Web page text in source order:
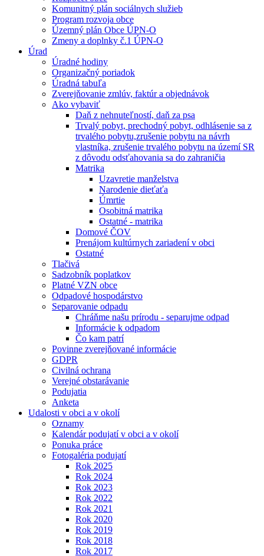
Komunitný plán sociálnych služieb
Program rozvoja obce
Územný plán Obce ÚPN-O
Zmeny a doplnky č.1 ÚPN-O
Úrad
Úradné hodiny
Organizačný poriadok
Úradná tabuľa
Zverejňovanie zmlúv, faktúr a objednávok
Ako vybaviť
Daň z nehnuteľností, daň za psa
Trvalý pobyt, prechodný pobyt, odhlásenie sa z
trvalého pobytu,zrušenie pobytu na návrh
vlastníka, zrušenie trvalého pobytu na území SR
z dôvodu odsťahovania sa do zahraničia
Matrika
Uzavretie manželstva
Narodenie dieťaťa
Úmrtie
Osobitná matrika
Ostatné - matrika
Domové ČOV
Prenájom kultúrnych zariadení v obci
Ostatné
Tlačivá
Sadzobník poplatkov
Platné VZN obce
Odpadové hospodárstvo
Separovanie odpadu
Chráňme našu prírodu - separujme odpad
Informácie k odpadom
Čo kam patrí
Povinne zverejňované informácie
GDPR
Civilná ochrana
Verejné obstarávanie
Podujatia
Anketa
Udalosti v obci a v okolí
Oznamy
Kalendár podujatí v obci a v okolí
Ponuka práce
Fotogaléria podujatí
Rok 2025
Rok 2024
Rok 2023
Rok 2022
Rok 2021
Rok 2020
Rok 2019
Rok 2018
Rok 2017